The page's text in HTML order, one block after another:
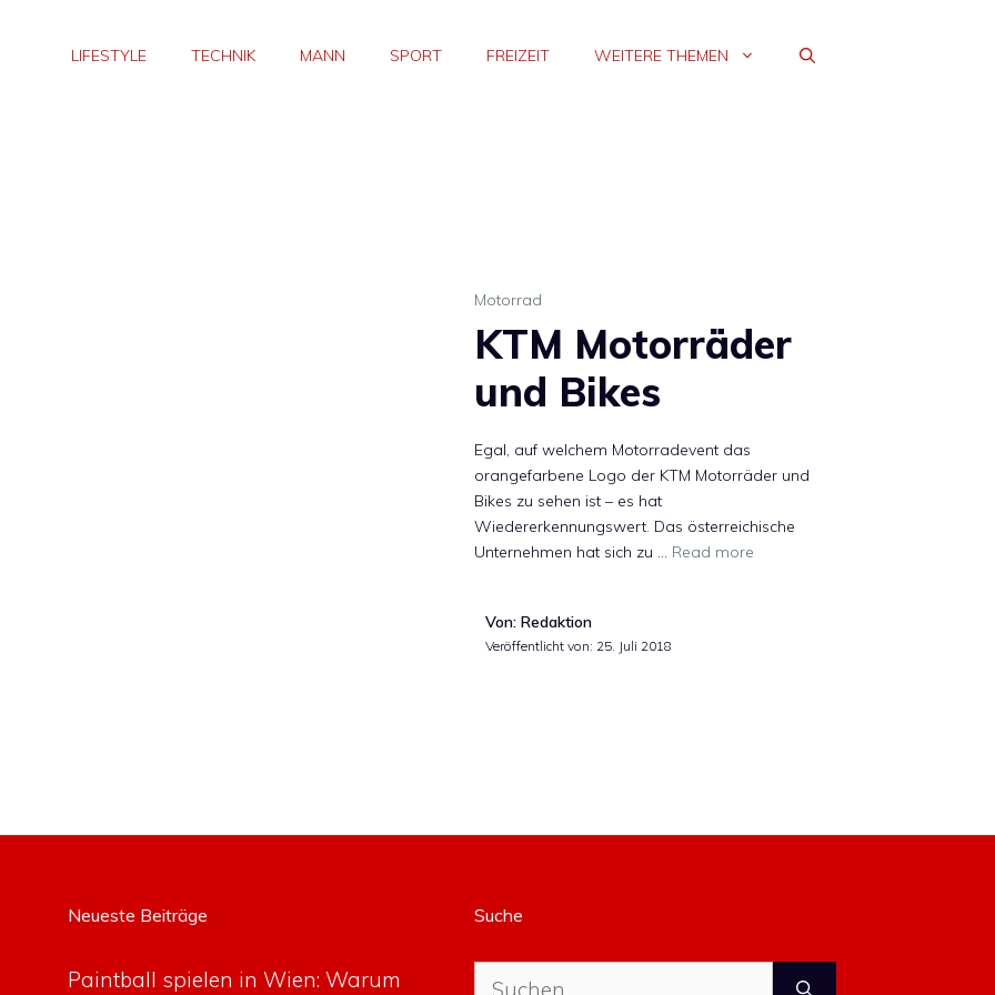
LIFESTYLE TECHNIK MANN SPORT FREIZEIT WEITERE THEMEN
Motorrad
KTM Motorräder
und Bikes
Egal, auf welchem Motorradevent das
orangefarbene Logo der KTM Motorräder und
Bikes zu sehen ist – es hat
Wiedererkennungswert. Das österreichische
Unternehmen hat sich zu … Read more
Von: Redaktion
Veröffentlicht von: 25. Juli 2018
Neueste Beiträge
Paintball spielen in Wien: Warum
Suche
Suche